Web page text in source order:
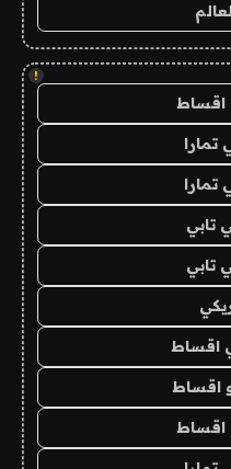
!
اقساط
تابي
تابي
اقساط
اقساط
اقساط